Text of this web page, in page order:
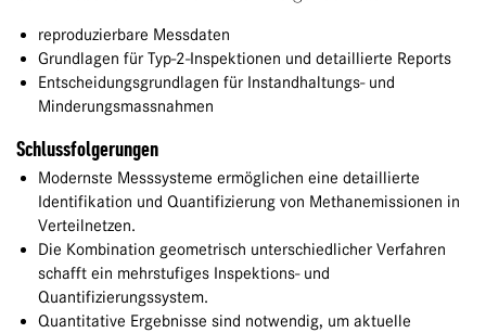
reproduzierbare Messdaten
Grundlagen für Typ-2-Inspektionen und detaillierte Reports
Entscheidungsgrundlagen für Instandhaltungs- und
Minderungsmassnahmen
Schlussfolgerungen
Modernste Messsysteme ermöglichen eine detaillierte
Identifikation und Quantifizierung von Methanemissionen in
Verteilnetzen.
Die Kombination geometrisch unterschiedlicher Verfahren
schafft ein mehrstufiges Inspektions- und
Quantifizierungssystem.
Quantitative Ergebnisse sind notwendig, um aktuelle